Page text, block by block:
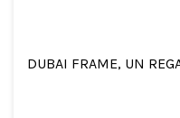
DUBAI FRAME, UN